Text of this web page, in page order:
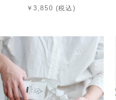
￥3,850 (税込)